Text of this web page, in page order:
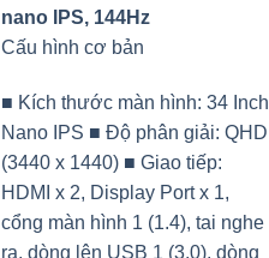
nano IPS, 144Hz
Cấu hình cơ bản
■ Kích thước màn hình: 34 Inch
Nano IPS ■ Độ phân giải: QHD
(3440 x 1440) ■ Giao tiếp:
HDMI x 2, Display Port x 1,
cổng màn hình 1 (1.4), tai nghe
ra, dòng lên USB 1 (3.0), dòng